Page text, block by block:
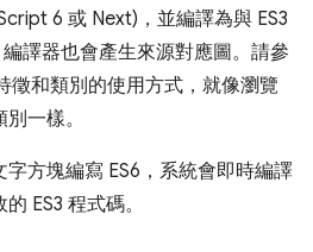
6 或 Next)，並編譯為與 ES3
譯器也會產生來源對應圖。請參
徵和類別的使用方式，就像瀏覽
一樣。
方塊編寫 ES6，系統會即時編譯
ES3 程式碼。